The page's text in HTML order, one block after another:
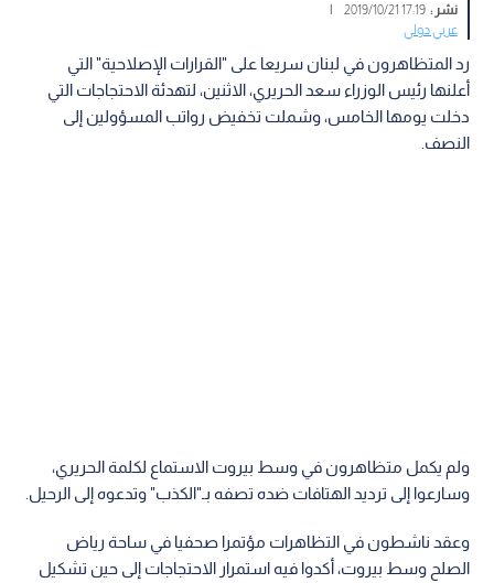
نشر :17:19 2019/10/21
|
عربي دولي
رد المتظاهرون في لبنان سريعا على "القرارات الإصلاحية" التي
أعلنها رئيس الوزراء سعد الحريري، الاثنين، لتهدئة الاحتجاجات التي
دخلت يومها الخامس، وشملت تخفيض رواتب المسؤولين إلى
النصف.
ولم يكمل متظاهرون في وسط بيروت الاستماع لكلمة الحريري،
وسارعوا إلى ترديد الهتافات ضده تصفه بـ"الكذب" وتدعوه إلى الرحيل.
وعقد ناشطون في التظاهرات مؤتمرا صحفيا في ساحة رياض
الصلح وسط بيروت، أكدوا فيه استمرار الاحتجاجات إلى حين تشكيل